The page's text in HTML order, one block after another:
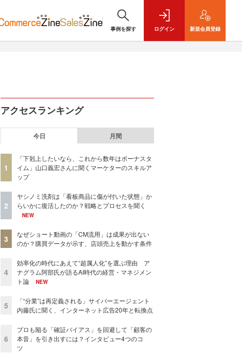
事例を探す ログイン 新規会員登録
アクセスランキング
今日 月間
1
「下剋上したいなら、これから数年はボーナスタ
イム」山口義宏さんに聞くマーケターのスキルア
ップ
2
ヤシノミ洗剤は「看板商品に傷が付いた状態」か
らいかに復活したのか？戦略とプロセスを聞く
NEW
3
なぜショート動画の「CM流用」は成果が出ない
のか？購買データが示す、店頭売上を動かす条件
4
効率化の時代にあえて“超属人化”を選ぶ理由 ア
ナグラム阿部氏が語るAI時代の経営・マネジメン
ト論
NEW
5
「“分業”は再定義される」サイバーエージェント
内藤氏に聞く、インターネット広告20年と転換点
6
プロも陥る「確証バイアス」を回避して「顧客の
本音」を引き出すには？インタビュー4つのコ
ツ